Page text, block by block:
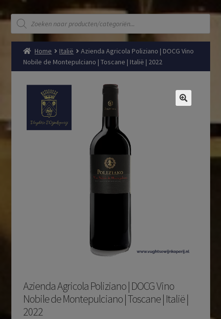
Producten
zoeken
Home Italië
Azienda Agricola Poliziano | DOCG Vino
Nobile de Montepulciano | Toscane | Italië | 2022
Azienda Agricola Poliziano | DOCG Vino
Nobile de Montepulciano | Toscane | Italië |
2022